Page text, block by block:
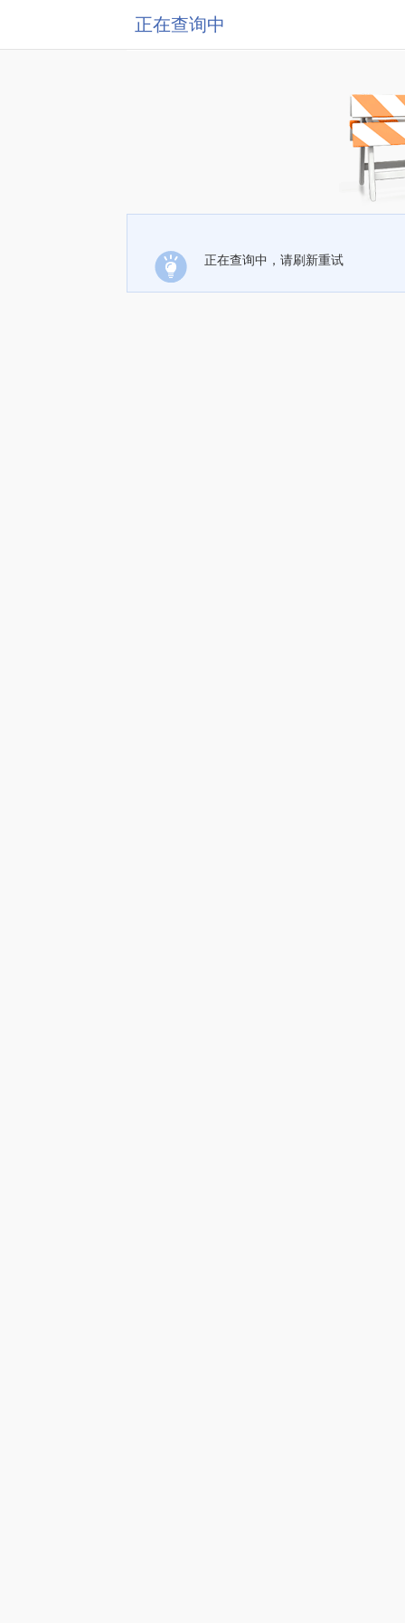
正在查询中
正在查询中，请刷新重试